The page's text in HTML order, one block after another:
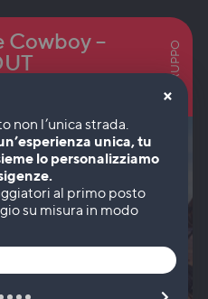
Cowboy –
IN GRUPPO
×
unica, tu
lo personalizziamo